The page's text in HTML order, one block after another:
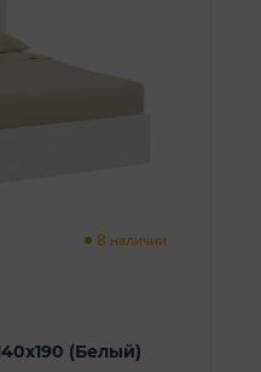
В наличии
(Белый)